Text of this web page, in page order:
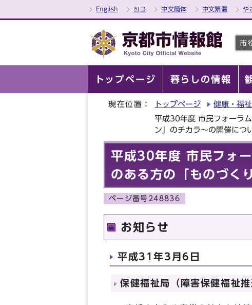
English 한글 中文簡体 中文繁體 や
市
トップページ 暮らしの情報
現在位置： トップページ 健康・福祉
平成30年度 市民フォーラ
ン」のチカラ～の開催につ
平成30年度 市民フォ
のある方の「ものづく
ページ番号248836
お知らせ
平成31年3月6日
保健福祉局（障害保健福祉